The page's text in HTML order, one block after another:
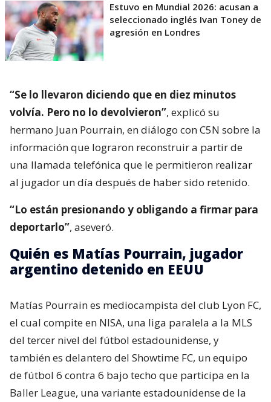
Estuvo en Mundial 2026: acusan a
seleccionado inglés Ivan Toney de
agresión en Londres
“Se lo llevaron diciendo que en diez minutos
volvía. Pero no lo devolvieron”, explicó su
hermano Juan Pourrain, en diálogo con C5N sobre la
información que lograron reconstruir a partir de
una llamada telefónica que le permitieron realizar
al jugador un día después de haber sido retenido.
“Lo están presionando y obligando a firmar para
deportarlo”, aseveró.
Quién es Matías Pourrain, jugador
argentino detenido en EEUU
Matías Pourrain es mediocampista del club Lyon FC,
el cual compite en NISA, una liga paralela a la MLS
del tercer nivel del fútbol estadounidense, y
también es delantero del Showtime FC, un equipo
de fútbol 6 contra 6 bajo techo que participa en la
Baller League, una variante estadounidense de la